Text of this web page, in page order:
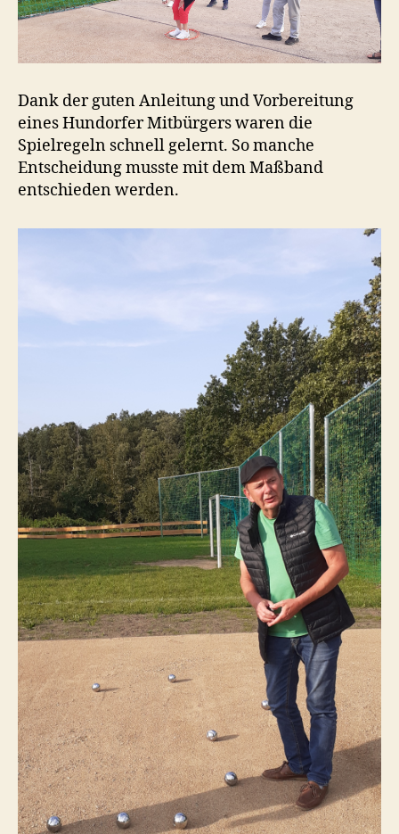
Dank der guten Anleitung und Vorbereitung
eines Hundorfer Mitbürgers waren die
Spielregeln schnell gelernt. So manche
Entscheidung musste mit dem Maßband
entschieden werden.